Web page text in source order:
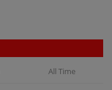
All Time